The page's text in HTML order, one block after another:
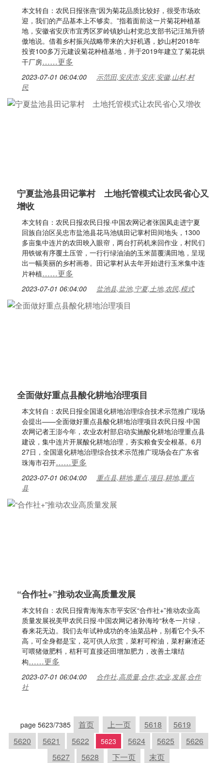
本文转自：农民日报张燕“因为菊花品质比较好，很受市场欢
迎，我们的产品基本上不够卖。”指着面前这一片菊花种植基
地，安徽省安庆市宜秀区罗岭镇妙山村党总支部书记汪旭升骄
傲地说。借着乡村振兴战略带来的大好机遇，妙山村2018年
投资100多万元建设菊花种植基地，并于2019年建立了菊花烘
干厂房……更多
2023-07-01 06:04:00
示范田,安庆市,安庆,安徽,山村,村
民
宁夏盐池县田记掌村 土地托管模式让农民省心又
增收
本文转自：农民日报农民日报·中国农网记者张国凤走进宁夏
回族自治区吴忠市盐池县花马池镇田记掌村田间地头，1300
多亩集中连片的农田映入眼帘，两台打药机来回作业，村民们
用铁锨有序覆土压管，一行行绿油油的玉米苗覆满田地，呈现
出一幅美丽的乡村画卷。田记掌村从去年开始进行玉米集中连
片种植……更多
2023-07-01 06:04:00 盐池县,盐池,宁夏,土地,农民,模式
全面做好重点县酸化耕地治理项目
本文转自：农民日报全国退化耕地治理综合技术示范推广现场
会提出——全面做好重点县酸化耕地治理项目农民日报·中国
农网记者王澎今年，农业农村部启动实施酸化耕地治理重点县
建设，集中连片开展酸化耕地治理，夯实粮食安全根基。6月
27日，全国退化耕地治理综合技术示范推广现场会在广东省
珠海市召开……更多
2023-07-01 06:04:00
重点县,耕地,重点,项目,耕地,重点
县
“合作社+”推动农业高质量发展
本文转自：农民日报青海海东市平安区“合作社+”推动农业高
质量发展祝美甲农民日报·中国农网记者孙海玲“秋冬一片绿，
春来花无边。我们去年试种成功的冬油菜品种，别看它个头不
高，可全身都是宝，花可供人欣赏，菜籽可榨油，菜籽麻渣还
可喂猪做肥料，秸秆可直接还田增加肥力，改善土壤结
构……更多
2023-07-01 06:04:00
合作社,高质量,合作,农业,发展,合作
社
page 5623/7385 首页 上一页 5618
5619
5620
5621 5622 5623 5624 5625
5626
5627
5628 下一页 末页